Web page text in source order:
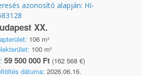
azonosító alapján: HI-
XX.
106 m²
100 m²
59 500 000 Ft (162 568 €)
dátuma: 2026.06.16.